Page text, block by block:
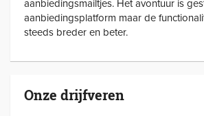
aanbiedingsmailtjes. Het avontuur is
aanbiedingsplatform maar de
steeds breder en beter.
Onze drijfveren